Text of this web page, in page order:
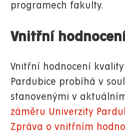
programech fakulty.
Vnitřní
Vnitřní hodnocení
Pardubice probíhá v
stanovenými v
záměru Univerzity
Zpráva o vnitřním